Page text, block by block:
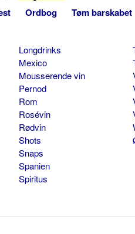
Ordbog Tøm barskabet
Longdrinks
Mexico
Mousserende vin
Pernod
Rom
Rosévin
Rødvin
Shots
Snaps
Spanien
Spiritus